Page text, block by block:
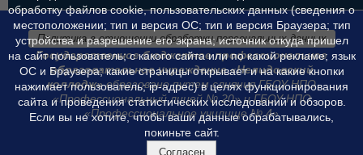
Политика в отношении обработки персональных данных
Государственное бюджетное профессиональное
образовательное учреждение «Нелидовский
колледж»образовано путем слияния ГБОУ НПО
«Профессиональный лицей № 20» и ГБОУ НПО
«Профессиональное училище № 4»
обработку файлов cookie, пользовательских данных (сведения о
местоположении; тип и версия ОС; тип и версия Браузера; тип
устройства и разрешение его экрана; источник откуда пришел
на сайт пользователь; с какого сайта или по какой рекламе; язык
ОС и Браузера; какие страницы открывает и на какие кнопки
нажимает пользователь; ip-адрес) в целях функционирования
сайта и проведения статистических исследований и обзоров.
Если вы не хотите, чтобы ваши данные обрабатывались,
покиньте сайт.
Согласен